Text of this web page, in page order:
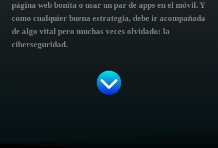
página web bonita o usar un par de apps en el móvil.Y
como cualquier buena estrategia, debe ir acompañada
de algo vital pero muchas veces olvidado: la
ciberseguridad.